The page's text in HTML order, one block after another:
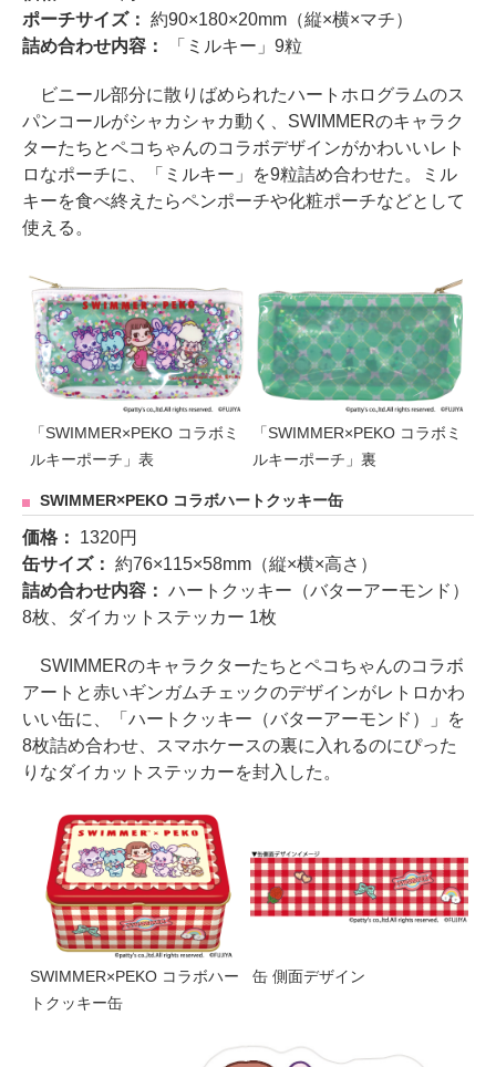
ポーチサイズ： 約90×180×20mm（縦×横×マチ）
詰め合わせ内容：
「ミルキー」9粒
ビニール部分に散りばめられたハートホログラムのス
パンコールがシャカシャカ動く、SWIMMERのキャラク
ターたちとペコちゃんのコラボデザインがかわいいレト
ロなポーチに、「ミルキー」を9粒詰め合わせた。ミル
キーを食べ終えたらペンポーチや化粧ポーチなどとして
使える。
「SWIMMER×PEKO コラボミ
ルキーポーチ」表
「SWIMMER×PEKO コラボミ
ルキーポーチ」裏
SWIMMER×PEKO コラボハートクッキー缶
価格： 1320円
缶サイズ： 約76×115×58mm（縦×横×高さ）
詰め合わせ内容： ハートクッキー（バターアーモンド）
8枚、ダイカットステッカー 1枚
SWIMMERのキャラクターたちとペコちゃんのコラボ
アートと赤いギンガムチェックのデザインがレトロかわ
いい缶に、「ハートクッキー（バターアーモンド）」を
8枚詰め合わせ、スマホケースの裏に入れるのにぴった
りなダイカットステッカーを封入した。
SWIMMER×PEKO コラボハー
トクッキー缶
缶 側面デザイン